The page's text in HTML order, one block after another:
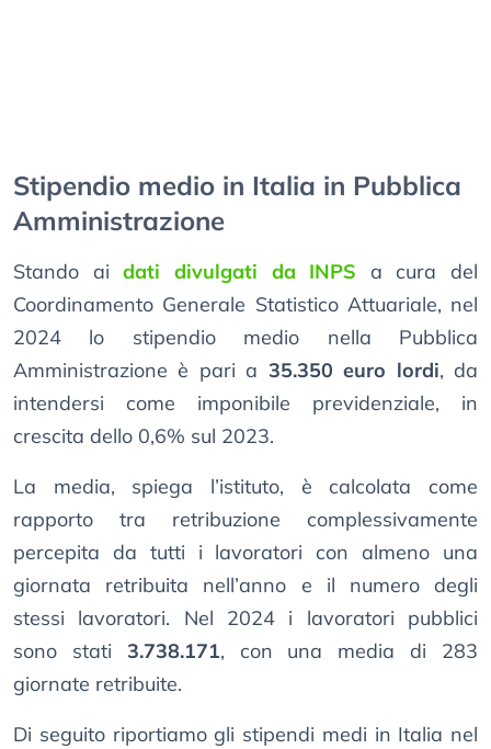
Stipendio medio in Italia in Pubblica
Amministrazione
Stando aidati divulgati da INPS a cura del
Coordinamento Generale Statistico Attuariale, nel
2024 lo stipendio medio nella Pubblica
Amministrazione è pari a 35.350 euro lordi, da
intendersi come imponibile previdenziale, in
crescita dello 0,6% sul 2023.
La media, spiega l’istituto, è calcolata come
rapporto tra retribuzione complessivamente
percepita da tutti i lavoratori con almeno una
giornata retribuita nell’anno e il numero degli
stessi lavoratori. Nel 2024 i lavoratori pubblici
sono stati 3.738.171, con una media di 283
giornate retribuite.
Di seguito riportiamo gli stipendi medi in Italia nel